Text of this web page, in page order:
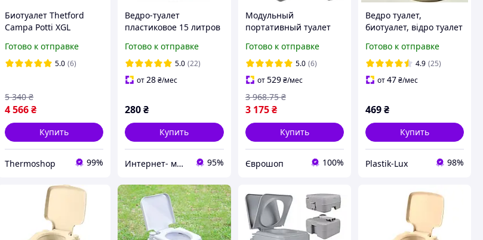
Биотуалет Thetford
Campa Potti XGL
Готово к отправке
5.0 (6)
4 566₴
5 340 ₴
Купить
Thermoshop 99%
Ведро-туалет
пластиковое 15 литров
см (Горизонт)
Готово к отправке
5.0 (22)
от28₴/мес
280₴
Купить
Интернет- магазин "Хозяин" 95%
Модульный
портативный туалет
Биотуалет на 20 л
временный туалет
Готово к отправке
5.0 (6)
от529 ₴/мес
3 175 ₴
3 968.75 ₴
Купить
Єврошоп 100%
Ведро туалет,
биотуалет, відро туалет
Готово к отправке
4.9 (25)
от47₴/мес
469₴
Купить
Plastik-Lux 98%